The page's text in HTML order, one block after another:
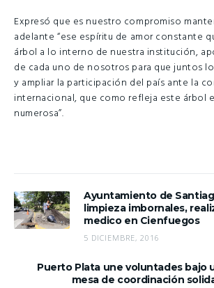
Expresó que es nuestro compromiso
adelante “ese espíritu de amor constante
árbol a lo interno de nuestra institución,
de cada uno de nosotros para que juntos
y ampliar la participación del país ante la
internacional, que como refleja este árbol
numerosa”.
Ayuntamiento de
limpieza imbornales,
medico en Cienfuegos
5 DICIEMBRE, 2016
Puerto Plata une voluntades bajo
mesa de coordinación